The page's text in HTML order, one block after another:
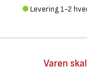
Levering 1-2
Varen